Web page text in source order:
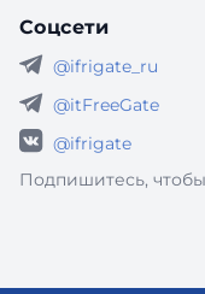
Соцсети
@ifrigate_ru
@itFreeGate
@ifrigate
Подпишитесь,